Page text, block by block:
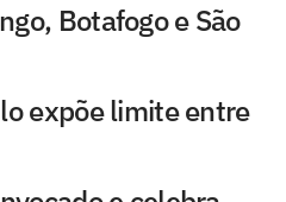
Botafogo e São
expõe limite entre